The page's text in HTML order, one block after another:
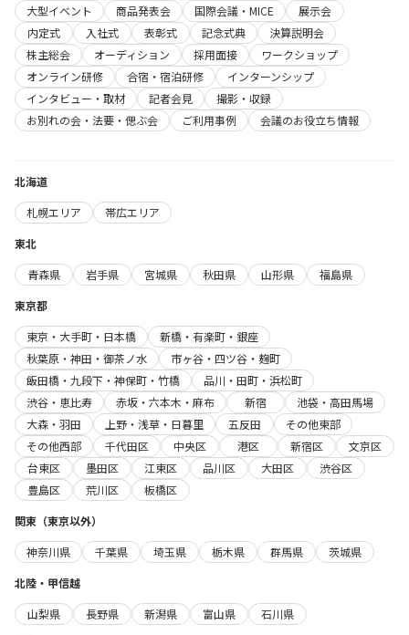
大型イベント
商品発表会 国際会議・MICE
展示会
内定式
入社式 表彰式 記念式典
決算説明会
株主総会
オーディション 採用面接
ワークショップ
オンライン研修
合宿・宿泊研修
インターンシップ
インタビュー・取材
記者会見
撮影・収録
お別れの会・法要・偲ぶ会
ご利用事例 会議のお役立ち情報
北海道
札幌エリア
帯広エリア
東北
青森県
岩手県 宮城県 秋田県 山形県
福島県
東京都
東京・大手町・日本橋
新橋・有楽町・銀座
秋葉原・神田・御茶ノ水
市ヶ谷・四ツ谷・麹町
飯田橋・九段下・神保町・竹橋
品川・田町・浜松町
渋谷・恵比寿
赤坂・六本木・麻布 新宿
池袋・高田馬場
大森・羽田
上野・浅草・日暮里 五反田
その他東部
その他西部
千代田区 中央区 港区 新宿区
文京区
台東区
墨田区 江東区 品川区 大田区
渋谷区
豊島区
荒川区
板橋区
関東（東京以外）
神奈川県
千葉県 埼玉県 栃木県 群馬県
茨城県
北陸・甲信越
山梨県
長野県 新潟県 富山県
石川県